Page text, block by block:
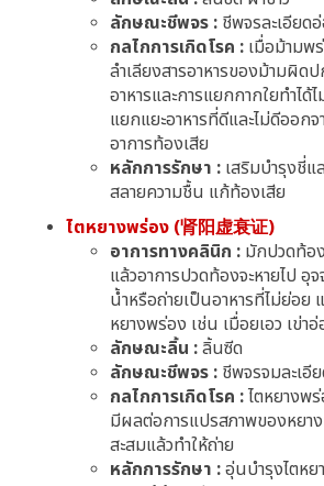
ลักษณะชีพจร : ชีพจรละเอียด
กลไกการเกิดโรค : เมื่อม้ามพ
ลำเลียงสารอาหารของม้ามผิด
อาหารและการแยกกากใยทำได้
แยกแยะอาหารที่ดีและไม่ดีออก
อาการท้องเสีย
หลักการรักษา : เสริมบำรุงชี่แ
สลายความชื้น แก้ท้องเสีย
ไตหยางพร่อง (肾阳虚衰证)
อาการทางคลินิก : มักปวดท้อ
แล้วอาการปวดท้องจะหายไป อุจ
น้ำหรือถ่ายเป็นอาหารที่ไม่ย่อย
หยางพร่อง เช่น เมื่อยเอว เข่า
ลักษณะลิ้น :ลิ้นซีด
ลักษณะชีพจร : ชีพจรจมละเอี
กลไกการเกิดโรค :ไตหยางพ
มีผลต่อการแปรสภาพของหยา
สะสมแล้วทำให้ถ่าย
หลักการรักษา :อุ่นบำรุงไตหย